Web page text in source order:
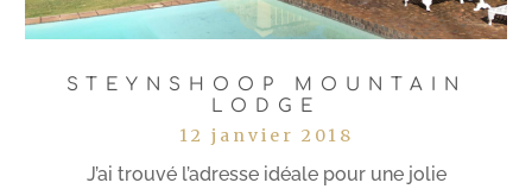
STEYNSHOOP MOUNTAIN
LODGE
12 janvier 2018
J’ai trouvé l’adresse idéale pour une jolie